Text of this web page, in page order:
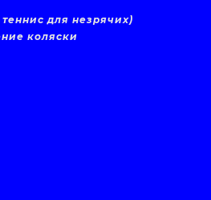
для незрячих)
коляски